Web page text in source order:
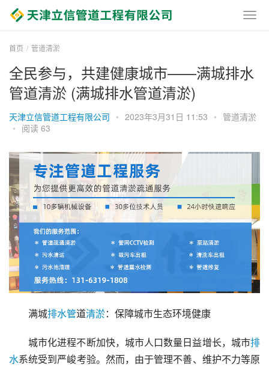
首页 管道清淤
全民参与，共建健康城市——满城排水
管道清淤 (满城排水管道清淤)
天津立信管道工程有限公司 • 2023年3月31日 11:53 • 管道清淤
• 阅读 63
满城排水管道清淤：保障城市生态环境健康
城市化进程不断加快，城市人口数量日益增长，城市排
水系统受到严峻考验。然而，由于管理不善、维护不力等原